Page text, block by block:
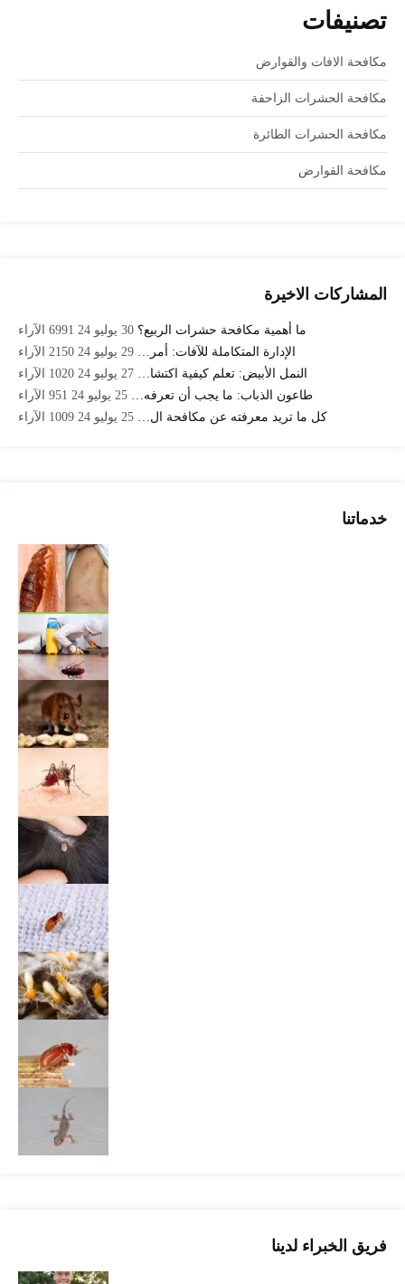
تصنيفات
مكافحة الافات والقوارض
مكافحة الحشرات الزاحفة
مكافحة الحشرات الطائرة
مكافحة القوارض
المشاركات الاخيرة
ما أهمية مكافحة حشرات الربيع؟ 30 يوليو 24 6991 الآراء
الإدارة المتكاملة للآفات: أمر… 29 يوليو 24 2150 الآراء
النمل الأبيض: تعلم كيفية اكتشا… 27 يوليو 24 1020
الآراء
طاعون الذباب: ما يجب أن تعرفه… 25 يوليو 24 951 الآراء
كل ما تريد معرفته عن مكافحة ال… 25 يوليو 24 1009 الآراء
خدماتنا
فريق الخبراء لدينا